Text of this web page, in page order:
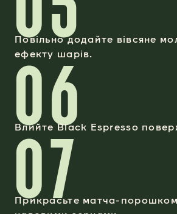
Повільно додайте вівсяне
ефекту шарів.
06
Влийте Black Espresso
07
Прикрасьте матча-